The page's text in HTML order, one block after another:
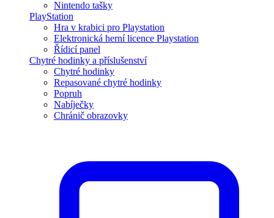
Nintendo tašky
PlayStation
Hra v krabici pro Playstation
Elektronická herní licence Playstation
Řídicí panel
Chytré hodinky a příslušenství
Chytré hodinky
Repasované chytré hodinky
Popruh
Nabíječky
Chránič obrazovky